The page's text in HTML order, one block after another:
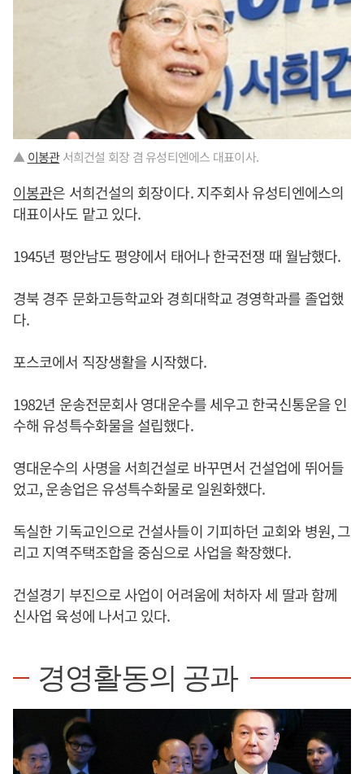
▲ 이봉관서희건설 회장 겸 유성티엔에스 대표이사.
이봉관은 서희건설의 회장이다. 지주회사 유성티엔에스의
대표이사도 맡고 있다.
1945년 평안남도 평양에서 태어나 한국전쟁 때 월남했다.
경북 경주 문화고등학교와 경희대학교 경영학과를 졸업했
다.
포스코에서 직장생활을 시작했다.
1982년 운송전문회사 영대운수를 세우고 한국신통운을 인
수해 유성특수화물을 설립했다.
영대운수의 사명을 서희건설로 바꾸면서 건설업에 뛰어들
었고, 운송업은 유성특수화물로 일원화했다.
독실한 기독교인으로 건설사들이 기피하던 교회와 병원, 그
리고 지역주택조합을 중심으로 사업을 확장했다.
건설경기 부진으로 사업이 어려움에 처하자 세 딸과 함께
신사업 육성에 나서고 있다.
경영활동의 공과